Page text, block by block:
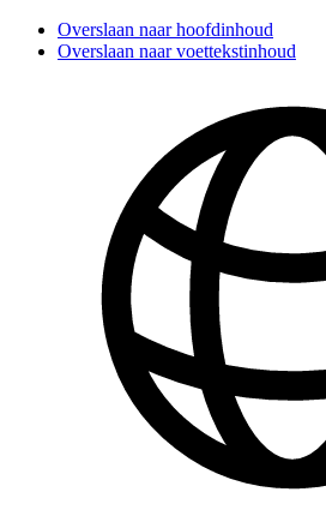
Overslaan naar hoofdinhoud
Overslaan naar voettekstinhoud